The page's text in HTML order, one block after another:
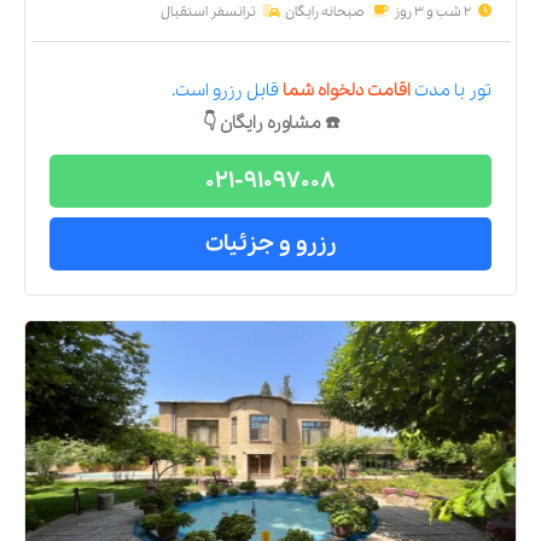
2 شب و 3 روز صبحانه رایگان ترانسفر استقبال
تور با مدتاقامت دلخواه شما قابل رزرو است.
☎️ مشاوره رایگان 👇
021-91097008
رزرو و جزئیات